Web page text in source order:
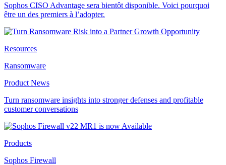
Sophos CISO Advantage sera bientôt disponible. Voici pourquoi
être un des premiers à l’adopter.
Resources
Ransomware
Product News
Turn ransomware insights into stronger defenses and profitable
customer conversations
Products
Sophos Firewall